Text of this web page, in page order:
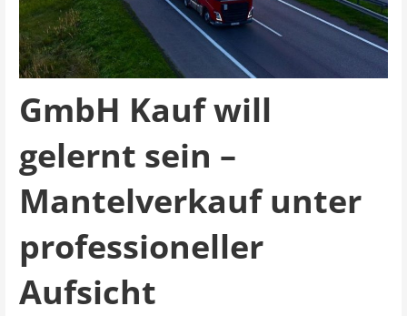
GmbH Kauf will
gelernt sein –
Mantelverkauf unter
professioneller
Aufsicht